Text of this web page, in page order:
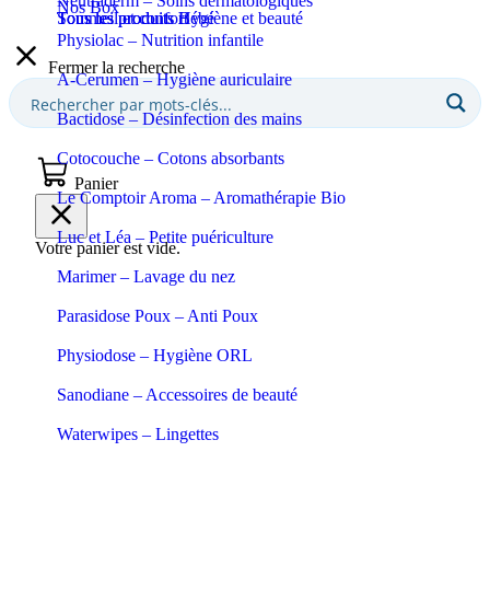
Sommeil et confort
Tous les produits Bébé
Tous les produits Hygiène et beauté
Physiolac – Nutrition infantile
A-Cerumen – Hygiène auriculaire
Bactidose – Désinfection des mains
Cotocouche – Cotons absorbants
Le Comptoir Aroma – Aromathérapie Bio
Luc et Léa – Petite puériculture
Marimer – Lavage du nez
Parasidose Poux – Anti Poux
Physiodose – Hygiène ORL
Sanodiane – Accessoires de beauté
Waterwipes – Lingettes
Nos Box
Fermer la recherche
Panier
Votre panier est vide.